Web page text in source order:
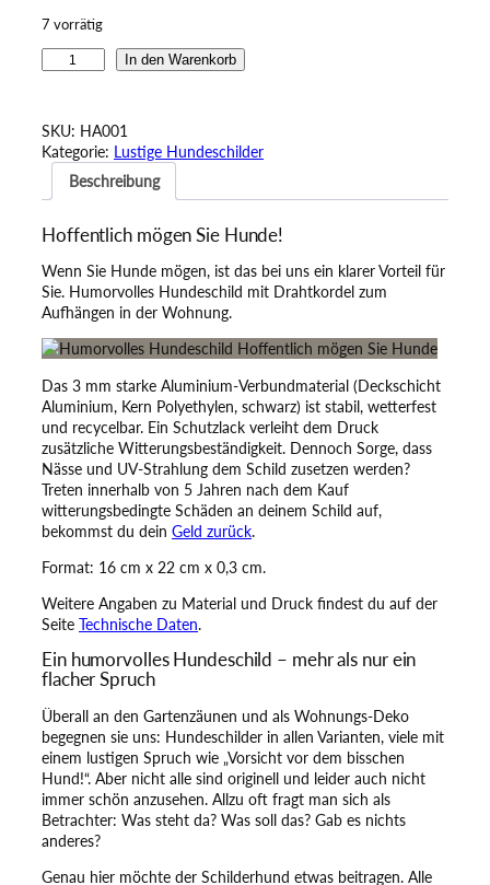
7 vorrätig
r
v
l
l
e
s
H
u
d
s
c
h
i
l
d
–
H
f
f
e
t
l
c
h
m
ö
g
e
n
S
In den Warenkorb
SKU: HA001
Kategorie: Lustige Hundeschilder
Beschreibung
Hoffentlich mögen Sie Hunde!
Wenn Sie Hunde mögen, ist das bei uns ein klarer Vorteil für
Sie. Humorvolles Hundeschild mit Drahtkordel zum
Aufhängen in der Wohnung.
Das 3 mm starke Aluminium-Verbundmaterial (Deckschicht
Aluminium, Kern Polyethylen, schwarz) ist stabil, wetterfest
und recycelbar. Ein Schutzlack verleiht dem Druck
zusätzliche Witterungsbeständigkeit. Dennoch Sorge, dass
Nässe und UV-Strahlung dem Schild zusetzen werden?
Treten innerhalb von 5 Jahren nach dem Kauf
witterungsbedingte Schäden an deinem Schild auf,
bekommst du dein Geld zurück.
Format: 16 cm x 22 cm x 0,3 cm.
Weitere Angaben zu Material und Druck findest du auf der
Seite Technische Daten.
Ein humorvolles Hundeschild – mehr als nur ein
flacher Spruch
Überall an den Gartenzäunen und als Wohnungs-Deko
begegnen sie uns: Hundeschilder in allen Varianten, viele mit
einem lustigen Spruch wie „Vorsicht vor dem bisschen
Hund!“. Aber nicht alle sind originell und leider auch nicht
immer schön anzusehen. Allzu oft fragt man sich als
Betrachter: Was steht da? Was soll das? Gab es nichts
anderes?
Genau hier möchte der Schilderhund etwas beitragen. Alle